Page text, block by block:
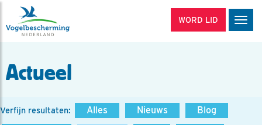
WORD LID
Actueel
Verfijn resultaten: Alles Nieuws
Blog